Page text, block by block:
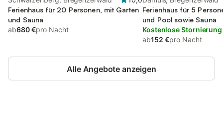
Ferienhaus für 20 Personen, mit Garten
und Sauna
ab680 €pro Nacht
Ferienhaus für 5
und Pool sowie Sauna
Kostenlose Stornierung
ab152 €pro Nacht
Alle Angebote anzeigen